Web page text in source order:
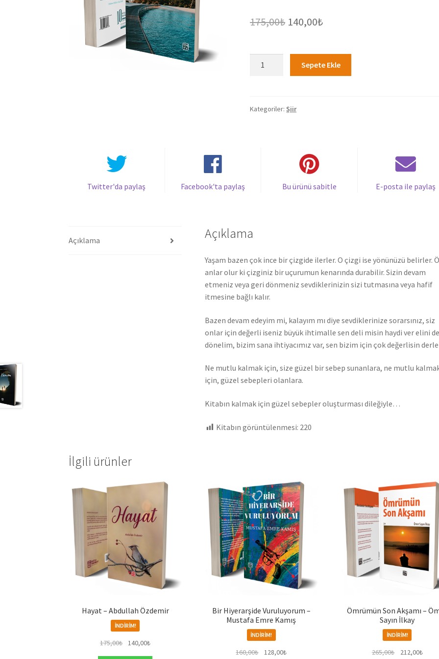
175,00₺ Orijinal
175,00₺.
140,00₺Şu
fiyat:
140,00₺.
-
Sepete Ekle
Kategoriler:Şiir
Twitter'da paylaş Facebook'ta paylaş Bu ürünü sabitle E-posta ile paylaş
Açıklama Açıklama
Yaşam bazen çok ince bir çizgide ilerler. O çizgi ise yönünüzü belirler.
anlar olur ki çizginiz bir uçurumun kenarında durabilir. Sizin devam
etmeniz veya geri dönmeniz sevdiklerinizin sizi tutmasına veya hafif
itmesine bağlı kalır.
Bazen devam edeyim mi, kalayım mı diye sevdiklerinize sorarsınız, siz
onlar için değerli iseniz büyük ihtimalle sen deli misin haydi ver elini de
dönelim, bizim sana ihtiyacımız var, sen bizim için çok değerlisin
Ne mutlu kalmak için, size güzel bir sebep sunanlara, ne mutlu
için, güzel sebepleri olanlara.
Kitabın kalmak için güzel sebepler oluşturması dileğiyle…
Kitabın görüntülenmesi: 220
İlgili ürünler
Hayat – Abdullah Özdemir
İNDIRIM!
175,00₺
Orijinal
140,00₺Şu
Bir Hiyerarşide Vuruluyorum –
Mustafa Emre Kamış
İNDIRIM!
160,00₺
Orijinal
128,00₺Şu
Ömrümün Son Akşamı –
Sayın İlkay
İNDIRIM!
265,00₺
Orijinal
212,00₺Şu